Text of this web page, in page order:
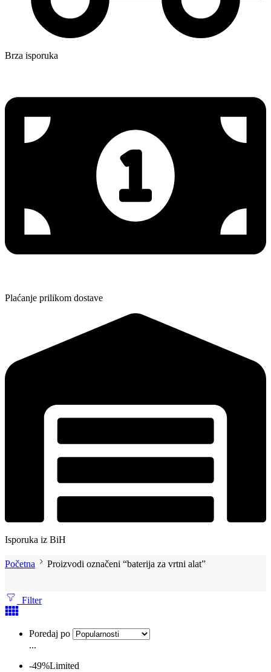
Brza isporuka
Plaćanje prilikom dostave
Isporuka iz BiH
Početna Proizvodi označeni “baterija za vrtni alat”
Filter
Poredaj po
...
-49%Limited